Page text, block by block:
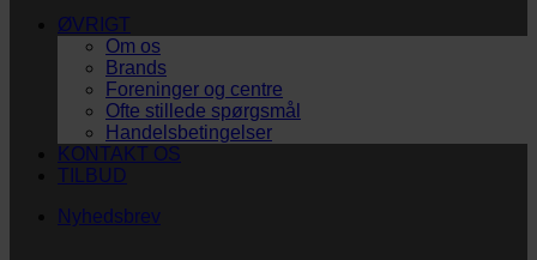
ØVRIGT
Om os
Brands
Foreninger og centre
Ofte stillede spørgsmål
Handelsbetingelser
KONTAKT OS
TILBUD
Nyhedsbrev